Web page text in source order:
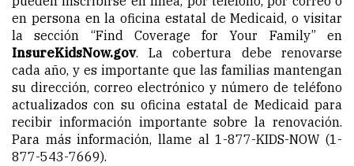
en persona en la oficina estatal de Medicaid, o visitar
la sección “Find Coverage for Your Family” en
InsureKidsNow.gov. La cobertura debe renovarse
cada año, y es importante que las familias mantengan
su dirección, correo electrónico y número de teléfono
actualizados con su oficina estatal de Medicaid para
recibir información importante sobre la renovación.
Para más información, llame al 1-877-KIDS-NOW (1-
877-543-7669).